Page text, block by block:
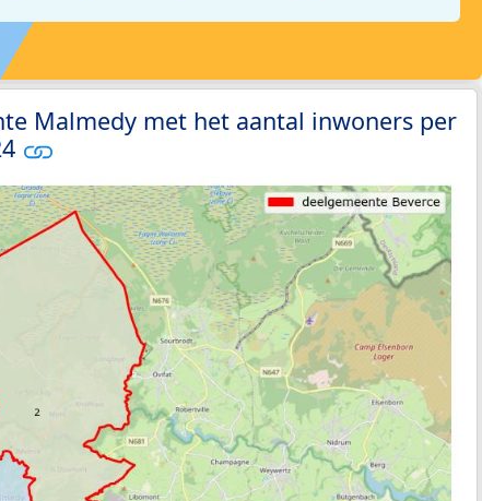
Malmedy met het aantal inwoners per